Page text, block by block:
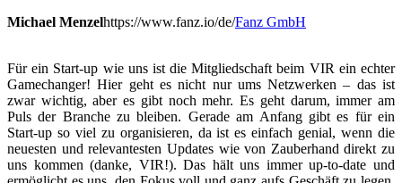
Michael Menzelhttps://www.fanz.io/de/Fanz GmbH
Für ein Start-up wie uns ist die Mitgliedschaft beim VIR ein echter
Gamechanger! Hier geht es nicht nur ums Netzwerken – das ist
zwar wichtig, aber es gibt noch mehr. Es geht darum, immer am
Puls der Branche zu bleiben. Gerade am Anfang gibt es für ein
Start-up so viel zu organisieren, da ist es einfach genial, wenn die
neuesten und relevantesten Updates wie von Zauberhand direkt zu
uns kommen (danke, VIR!). Das hält uns immer up-to-date und